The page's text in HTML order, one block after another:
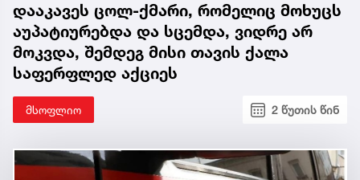
დააკავეს ცოლ-ქმარი, რომელიც მოხუცს
აუპატიურებდა და სცემდა, ვიდრე არ
მოკვდა, შემდეგ მისი თავის ქალა
საფერფლედ აქციეს
მსოფლიო 2 წუთის წინ